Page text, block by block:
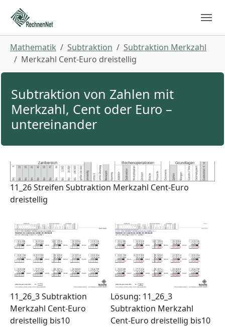
Skip to main navigation
Zum Hauptinhalt springen
Skip to page footer
Mathematik Subtraktion
Subtraktion Merkzahl
Merkzahl Cent-Euro dreistellig
Subtraktion von Zahlen mit
Merkzahl, Cent oder Euro –
untereinander
11_26 Streifen Subtraktion Merkzahl Cent-Euro
dreistellig
11_26_3 Subtraktion
Merkzahl Cent-Euro
dreistellig bis10
Lösung: 11_26_3
Subtraktion Merkzahl
Cent-Euro dreistellig bis10